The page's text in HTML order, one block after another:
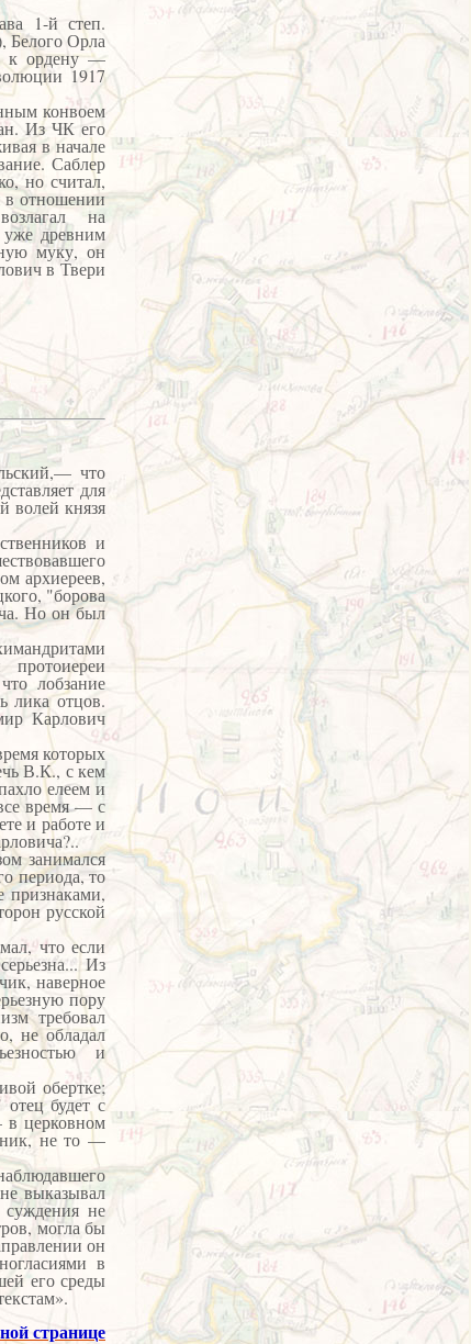
1-й степ.
Белого Орла
к ордену —
1917
конвоем
Из ЧК его
в начале
Саблер
но считал,
в отношении
на
древним
муку, он
в Твери
что
для
волей князя
и
архиереев,
"борова
Но он был
лобзание
лика отцов.
Карлович
которых
В.К., с кем
елеем и
время — с
и работе и
занимался
периода, то
признаками,
русской
что если
Из
наверное
пору
требовал
не обладал
и
обертке;
будет с
церковном
не то —
выказывал
суждения не
могла бы
он
в
его среды
странице